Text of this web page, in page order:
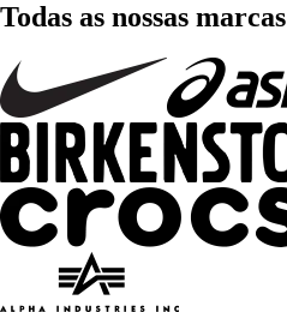
Todas as nossas marcas